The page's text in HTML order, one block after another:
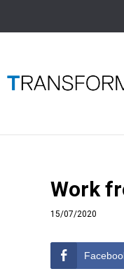
Work
15/07/2020